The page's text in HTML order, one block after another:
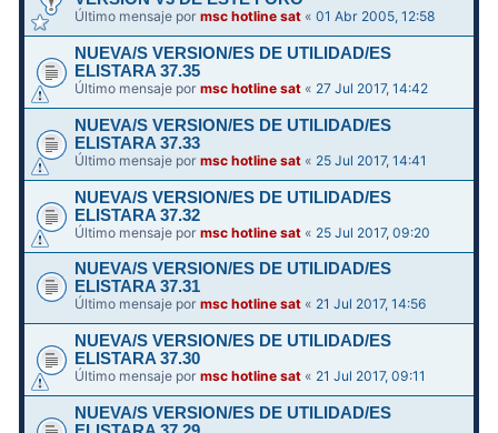
Último mensaje pormsc hotline sat «01 Abr 2005, 12:58
NUEVA/S VERSION/ES DE UTILIDAD/ES
ELISTARA 37.35
Último mensaje pormsc hotline sat « 27 Jul 2017, 14:42
NUEVA/S VERSION/ES DE UTILIDAD/ES
ELISTARA 37.33
Último mensaje pormsc hotline sat « 25 Jul 2017, 14:41
NUEVA/S VERSION/ES DE UTILIDAD/ES
ELISTARA 37.32
Último mensaje pormsc hotline sat « 25 Jul 2017, 09:20
NUEVA/S VERSION/ES DE UTILIDAD/ES
ELISTARA 37.31
Último mensaje pormsc hotline sat « 21 Jul 2017, 14:56
NUEVA/S VERSION/ES DE UTILIDAD/ES
ELISTARA 37.30
Último mensaje pormsc hotline sat « 21 Jul 2017, 09:11
NUEVA/S VERSION/ES DE UTILIDAD/ES